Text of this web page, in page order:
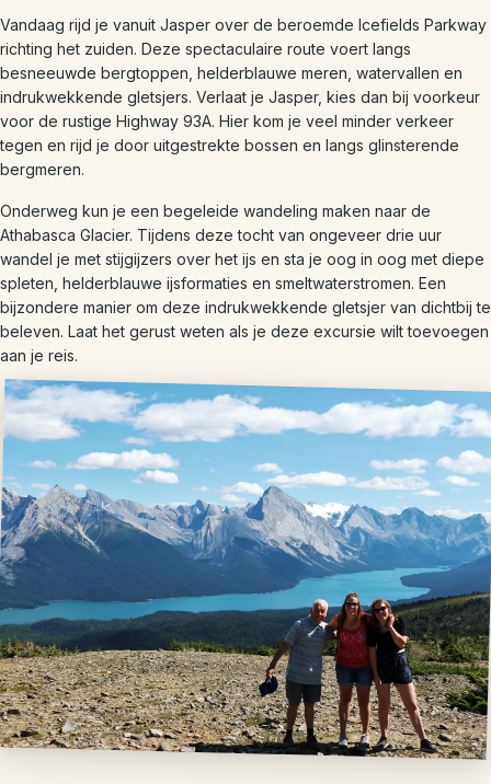
Vandaag rijd je vanuit Jasper over de beroemde Icefields Parkway
richting het zuiden. Deze spectaculaire route voert langs
besneeuwde bergtoppen, helderblauwe meren, watervallen en
indrukwekkende gletsjers. Verlaat je Jasper, kies dan bij voorkeur
voor de rustige Highway 93A. Hier kom je veel minder verkeer
tegen en rijd je door uitgestrekte bossen en langs glinsterende
bergmeren.
Onderweg kun je een begeleide wandeling maken naar de
Athabasca Glacier. Tijdens deze tocht van ongeveer drie uur
wandel je met stijgijzers over het ijs en sta je oog in oog met diepe
spleten, helderblauwe ijsformaties en smeltwaterstromen. Een
bijzondere manier om deze indrukwekkende gletsjer van dichtbij te
beleven. Laat het gerust weten als je deze excursie wilt toevoegen
aan je reis.